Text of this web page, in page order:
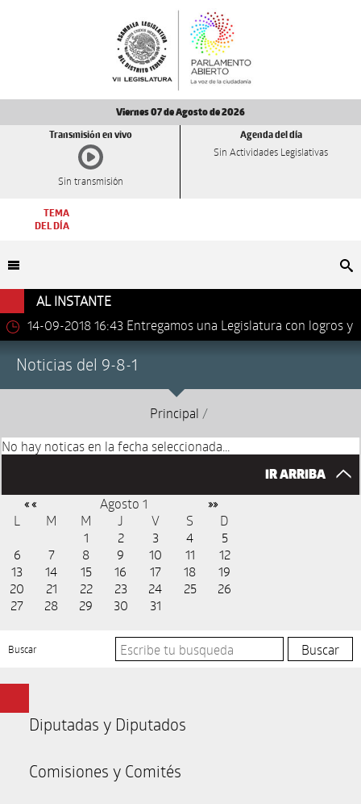
Viernes 07 de Agosto de 2026
Transmisión en vivo
Sin transmisión
Agenda del día
Sin Actividades Legislativas
TEMA
DEL DÍA
AL INSTANTE
14-09-2018 16:43 Entregamos una Legislatura con logros y
Noticias del 9-8-1
Principal /
No hay noticas en la fecha seleccionada...
IR ARRIBA
« « Agosto 1 »»
L M M J V S
D
1
2 3 4
5
6
7 8 9 10 11
12
13
14 15 16 17 18
19
20
21 22 23 24 25
26
27
28 29 30 31
Buscar
Diputadas y Diputados
Comisiones y Comités